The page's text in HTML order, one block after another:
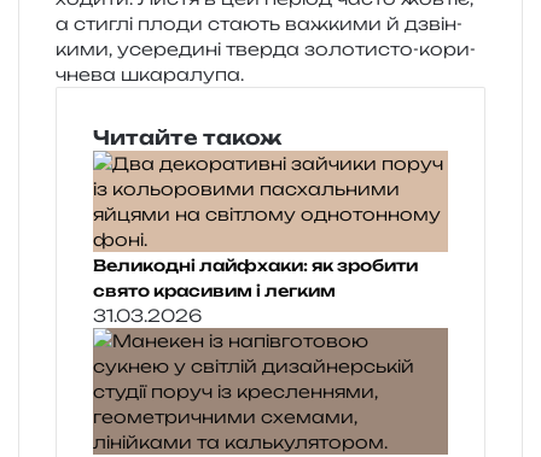
а сти­глі плоди ста­ють важ­ки­ми й дзвін­
ки­ми, усе­ре­ди­ні твер­да золо­ти­сто-кори­
чне­ва шкаралупа.
Читайте також
Великодні лайфхаки: як зробити
свято красивим і легким
31.03.2026